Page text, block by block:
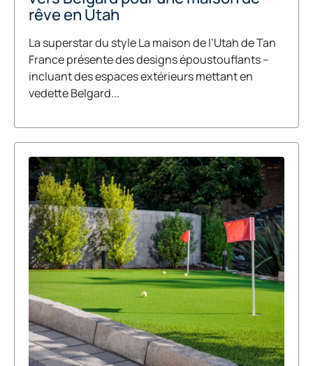
rêve en Utah
La superstar du style La maison de l’Utah de Tan
France présente des designs époustouflants –
incluant des espaces extérieurs mettant en
vedette Belgard...